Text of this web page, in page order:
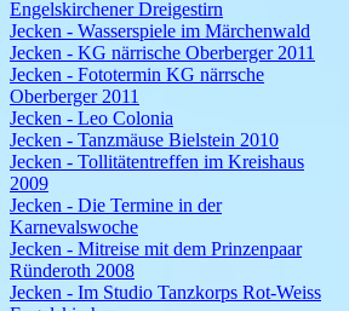
Engelskirchener Dreigestirn
Jecken - Wasserspiele im Märchenwald
Jecken - KG närrische Oberberger 2011
Jecken - Fototermin KG närrsche
Oberberger 2011
Jecken - Leo Colonia
Jecken - Tanzmäuse Bielstein 2010
Jecken - Tollitätentreffen im Kreishaus
2009
Jecken - Die Termine in der
Karnevalswoche
Jecken - Mitreise mit dem Prinzenpaar
Ründeroth 2008
Jecken - Im Studio Tanzkorps Rot-Weiss